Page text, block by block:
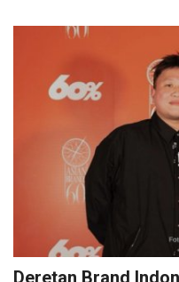
Deretan Brand